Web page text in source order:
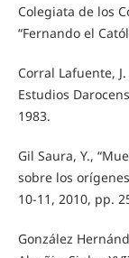
Colegiata de los
“Fernando el
Corral Lafuente,
Estudios
1983.
Gil Saura, Y.,
sobre los
10-11, 2010, pp.
González